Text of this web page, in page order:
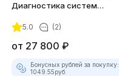
Диагностика систем
5.0 (2)
от 27 800 ₽
Бонусных рублей за покупку:
1049.55руб.